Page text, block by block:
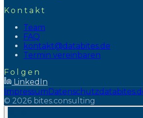
Kontakt
Team
FAQ
kontakt@databites.de
Termin vereinbaren
Folgen
LinkedIn
ImpressumDatenschutz
© 2026 bites.consulting